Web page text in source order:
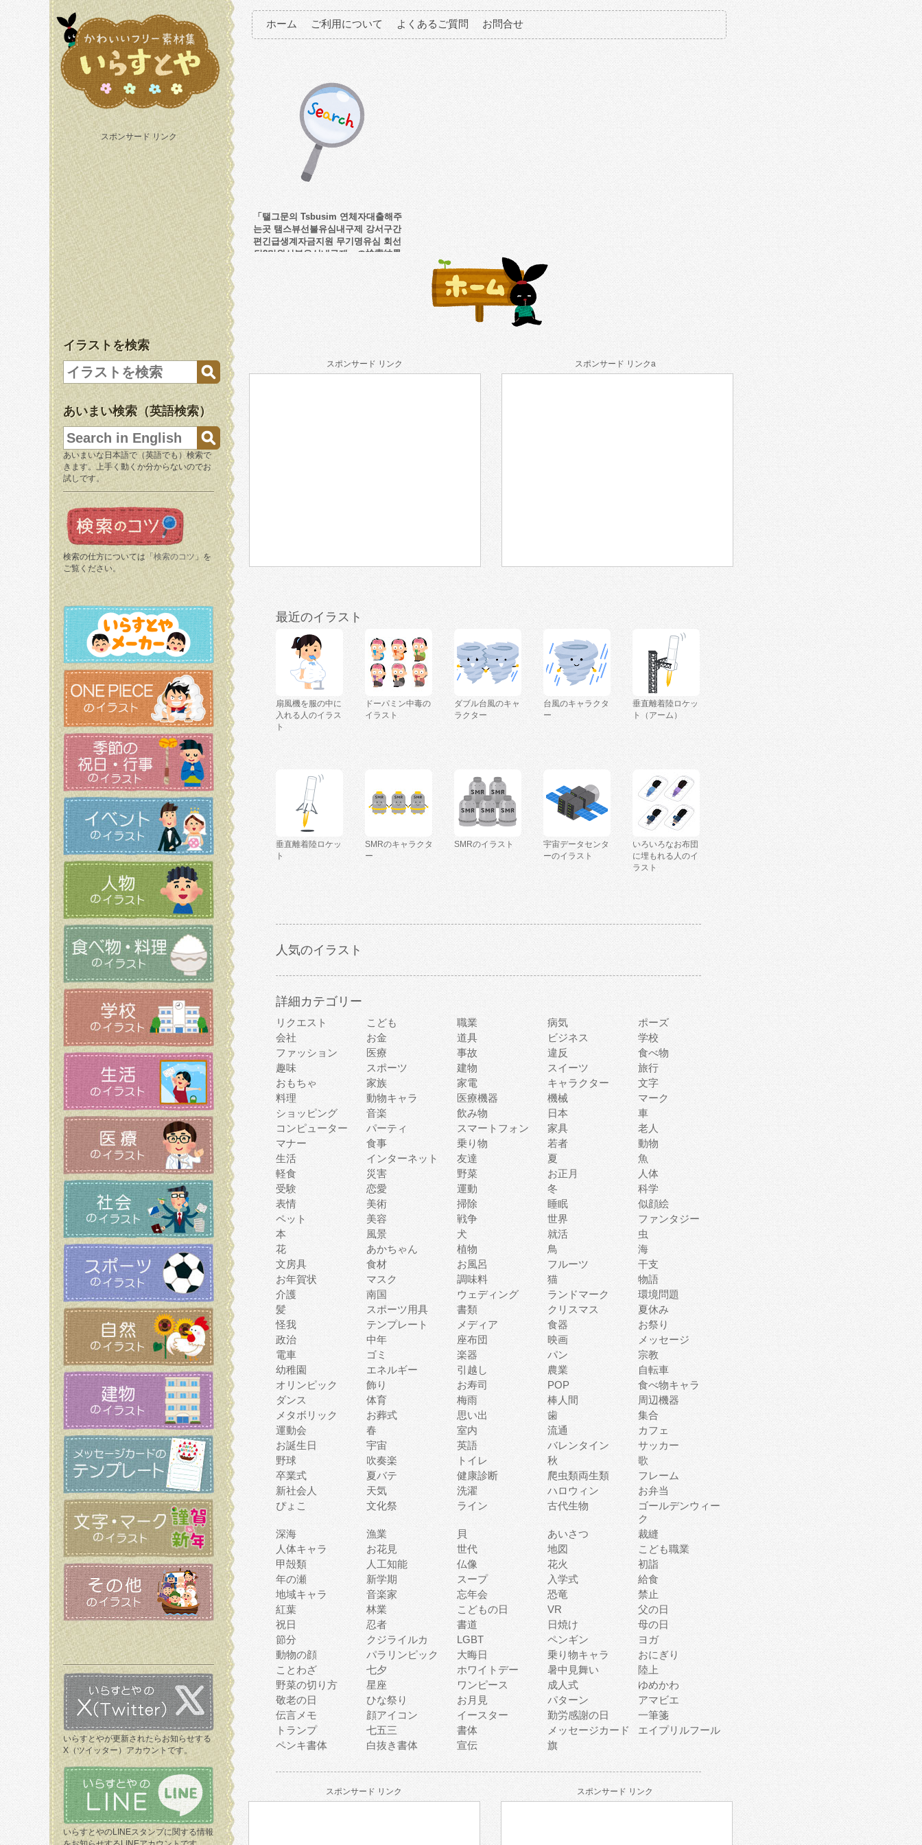
スポンサード リンク
イラストを検索
あいまい検索（英語検索）
あいまいな日本語で（英語でも）検索で
きます。上手く動くか分からないのでお
試しです。
検索の仕方については「 検索のコツ 」を
ご覧ください。
いらすとやが更新されたらお知らせする
X（ツイッター）アカウントです。
いらすとやのLINEスタンプに関する情報
ホーム ご利用について よくあるご質問 お問合せ
「탤그문의 Tsbusim 연체자대출해주
는곳 탬스뷰선불유심내구제 강서구간
편긴급생계자금지원 무기명유심 회선
당8만원선불유심내구제」の検索結果
スポンサード リンク スポンサード リンクa
最近のイラスト
扇風機を服の中に
入れる人のイラス
ト
ドーパミン中毒の
イラスト
ダブル台風のキャ
ラクター
台風のキャラクタ
ー
垂直離着陸ロケッ
ト（アーム）
垂直離着陸ロケッ
ト
SMRのキャラクタ
ー
SMRのイラスト
宇宙データセンタ
ーのイラスト
いろいろなお布団
に埋もれる人のイ
ラスト
人気のイラスト
詳細カテゴリー
リクエスト こども 職業 病気
ポーズ
会社
お金 道具 ビジネス
学校
ファッション
医療 事故 違反
食べ物
趣味
スポーツ 建物 スイーツ
旅行
おもちゃ
家族 家電 キャラクター
文字
料理
動物キャラ 医療機器 機械
マーク
ショッピング
音楽 飲み物 日本
車
コンピューター
パーティ スマートフォン 家具
老人
マナー
食事 乗り物 若者
動物
生活
インターネット 友達 夏
魚
軽食
災害 野菜 お正月
人体
受験
恋愛 運動 冬
科学
表情
美術 掃除 睡眠
似顔絵
ペット
美容 戦争 世界
ファンタジー
本
風景 犬 就活
虫
花
あかちゃん 植物 鳥
海
文房具
食材 お風呂 フルーツ
干支
お年賀状
マスク 調味料 猫
物語
介護
南国 ウェディング ランドマーク
環境問題
髪
スポーツ用具 書類 クリスマス
夏休み
怪我
テンプレート メディア 食器
お祭り
政治
中年 座布団 映画
メッセージ
電車
ゴミ 楽器 パン
宗教
幼稚園
エネルギー 引越し 農業
自転車
オリンピック
飾り お寿司 POP
食べ物キャラ
ダンス
体育 梅雨 棒人間
周辺機器
メタボリック
お葬式 思い出 歯
集合
運動会
春 室内 流通
カフェ
お誕生日
宇宙 英語 バレンタイン
サッカー
野球
吹奏楽 トイレ 秋
歌
卒業式
夏バテ 健康診断 爬虫類両生類
フレーム
新社会人
天気 洗濯 ハロウィン
お弁当
ぴょこ
文化祭 ライン 古代生物
ゴールデンウィー
ク
深海
漁業 貝 あいさつ
裁縫
人体キャラ
お花見 世代 地図
こども職業
甲殻類
人工知能 仏像 花火
初詣
年の瀬
新学期 スープ 入学式
給食
地域キャラ
音楽家 忘年会 恐竜
禁止
紅葉
林業 こどもの日 VR
父の日
祝日
忍者 書道 日焼け
母の日
節分
クジライルカ LGBT ペンギン
ヨガ
動物の顔
パラリンピック 大晦日 乗り物キャラ
おにぎり
ことわざ
七夕 ホワイトデー 暑中見舞い
陸上
野菜の切り方
星座 ワンピース 成人式
ゆめかわ
敬老の日
ひな祭り お月見 パターン
アマビエ
伝言メモ
顔アイコン イースター 勤労感謝の日
一筆箋
トランプ
七五三 書体 メッセージカード
エイプリルフール
ペンキ書体
白抜き書体 宣伝 旗
スポンサード リンク スポンサード リンク